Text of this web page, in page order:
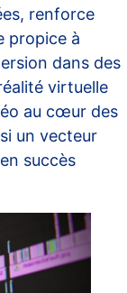
renforce
propice à
dans des
virtuelle
au cœur des
un vecteur
succès